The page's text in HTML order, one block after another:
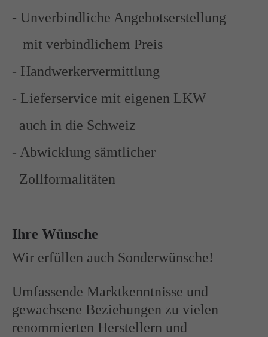
About us
Aenean commodo ligula eget dolor. Aenean massa. Cum
sociis natoque penatibus et magnis dis parturient montes,
nascetur ridiculus mus. Donec quam felis, ultricies nec.
- Unverbindliche Angebotserstellung
mit verbindlichem Preis
- Handwerkervermittlung
- Lieferservice mit eigenen LKW
auch in die Schweiz
- Abwicklung sämtlicher
Zollformalitäten
Ihre Wünsche
Wir erfüllen auch Sonderwünsche!
Umfassende Marktkenntnisse und
gewachsene Beziehungen zu vielen
renommierten Herstellern und